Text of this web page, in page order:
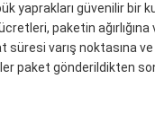
yaprakları güvenilir bir
paketin
süresi varış noktasına
paket gönderildikten